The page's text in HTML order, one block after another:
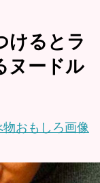
けるとラ
ヌードル
物おもしろ画像